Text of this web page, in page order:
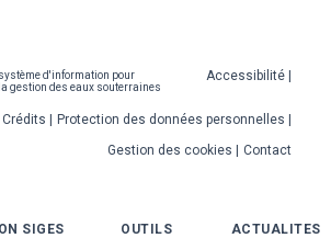
système d'information pour
la gestion des eaux souterraines
Accessibilité
Protection des données personnelles
Gestion des cookies
Contact
SIGES OUTILS ACTUALITES